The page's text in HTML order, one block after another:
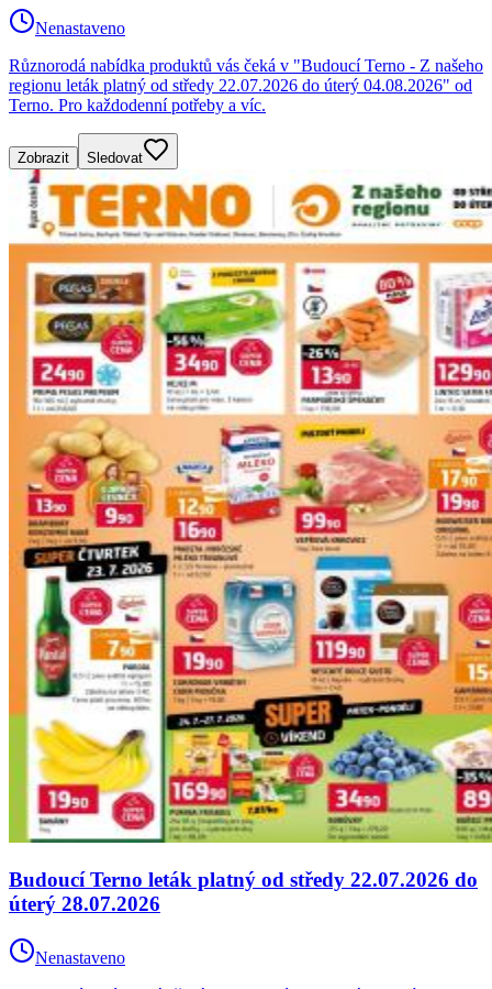
Nenastaveno
Různorodá nabídka produktů vás čeká v "Budoucí Terno - Z našeho
regionu leták platný od středy 22.07.2026 do úterý 04.08.2026" od
Terno. Pro každodenní potřeby a víc.
Zobrazit Sledovat
Budoucí Terno leták platný od středy 22.07.2026 do
úterý 28.07.2026
Nenastaveno